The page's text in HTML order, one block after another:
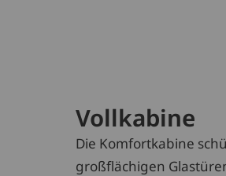
Vollkabine
Die Komfortkabine
großflächigen